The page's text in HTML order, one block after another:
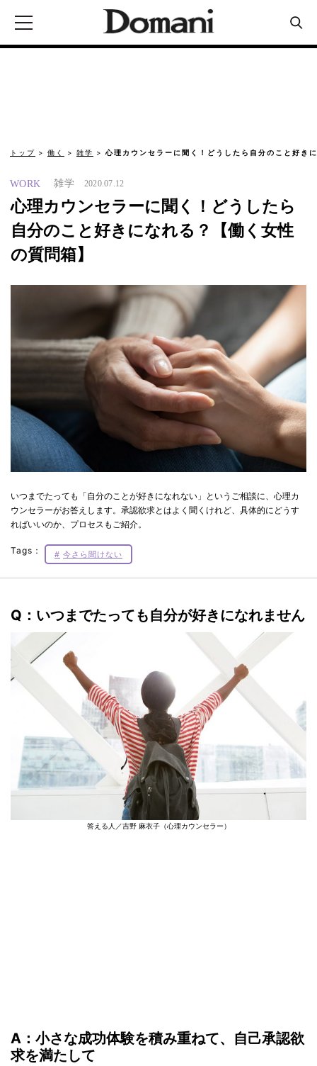
トップ 働く 雑学 心理カウンセラーに聞く！どうしたら自分のこと好き
WORK 雑学 2020.07.12
心理カウンセラーに聞く！どうしたら
自分のこと好きになれる？【働く女性
の質問箱】
いつまでたっても「自分のことが好きになれない」というご相談に、心理カ
ウンセラーがお答えします。承認欲求とはよく聞くけれど、具体的にどうす
ればいいのか、プロセスもご紹介。
Tags： 今さら聞けない
Q：いつまでたっても自分が好きになれません
答える人／吉野 麻衣子（心理カウンセラー）
A：小さな成功体験を積み重ねて、自己承認欲
求を満たして